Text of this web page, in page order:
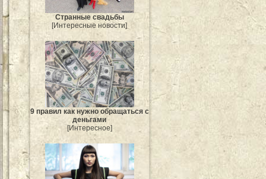
Странные свадьбы
[Интересные новости]
9 правил как нужно обращаться с
деньгами
[Интересное]